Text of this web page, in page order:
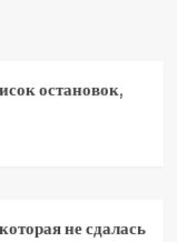
остановок,
не сдалась